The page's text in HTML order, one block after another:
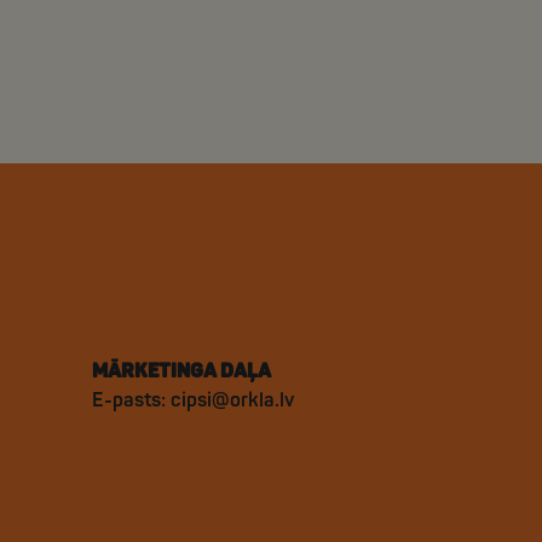
MĀRKETINGA DAĻA
E-pasts: cipsi@orkla.lv